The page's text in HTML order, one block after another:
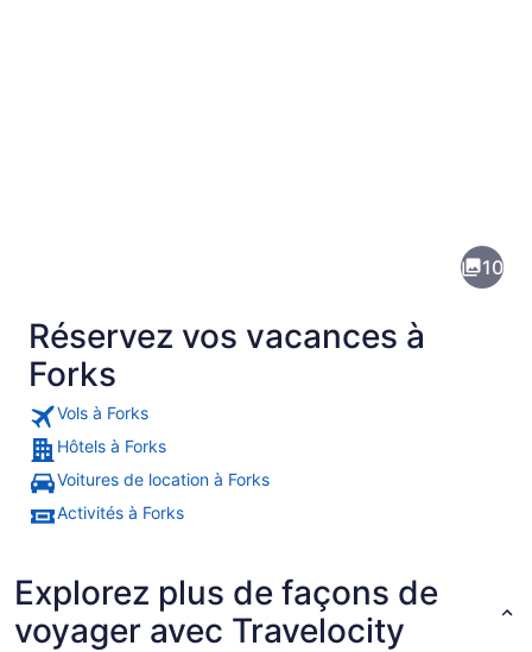
suivante :
Forks
10
Réservez vos vacances à
Forks
Vols à Forks
Hôtels à Forks
Voitures de location à Forks
Activités à Forks
Explorez plus de façons de
voyager avec Travelocity